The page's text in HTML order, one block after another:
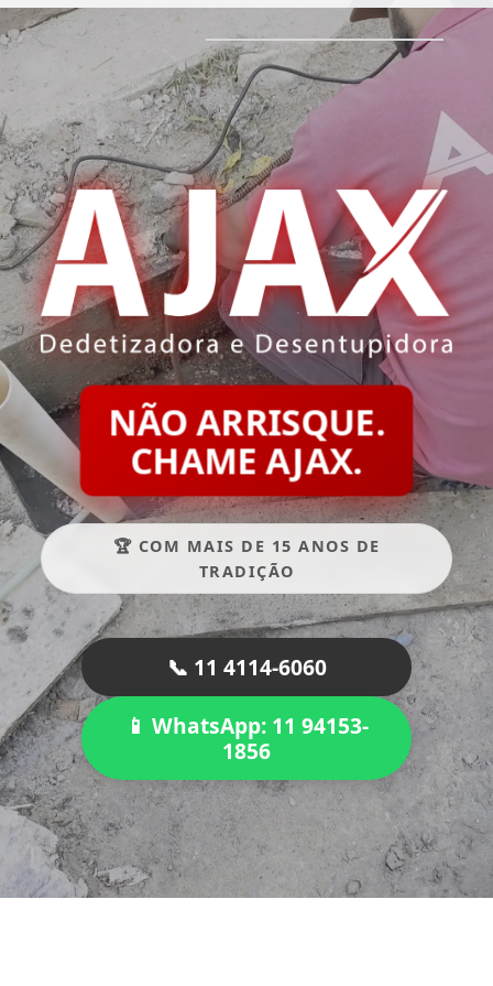
NÃO ARRISQUE.
CHAME AJAX.
🏆 COM MAIS DE 15 ANOS DE
TRADIÇÃO
📞 11 4114-6060
📱 WhatsApp: 11 94153-
1856